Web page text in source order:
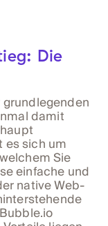
Die
damit
es sich um
Sie
einfache und
native Web-